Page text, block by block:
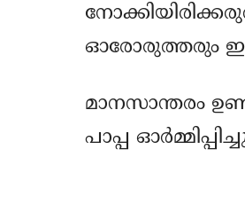
ഓരോരുത്തരും
മാനസാന്തരം
പാപ്പ